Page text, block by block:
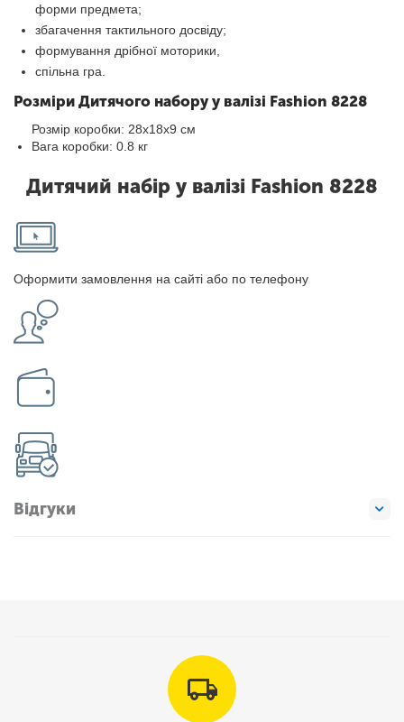
форми предмета;
збагачення тактильного досвіду;
формування дрібної моторики,
спільна гра.
Розміри Дитячого набору у валізі Fashion 8228
Розмір коробки: 28х18х9 см
Вага коробки: 0.8 кг
Дитячий набір у валізі Fashion 8228
Оформити замовлення на сайті або по телефону
Відгуки